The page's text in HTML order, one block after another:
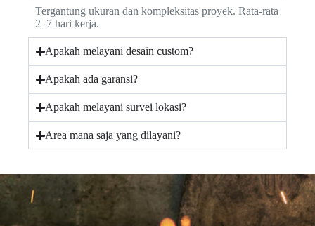
Tergantung ukuran dan kompleksitas proyek. Rata-rata
2–7 hari kerja.
Apakah melayani desain custom?
Apakah ada garansi?
Apakah melayani survei lokasi?
Area mana saja yang dilayani?